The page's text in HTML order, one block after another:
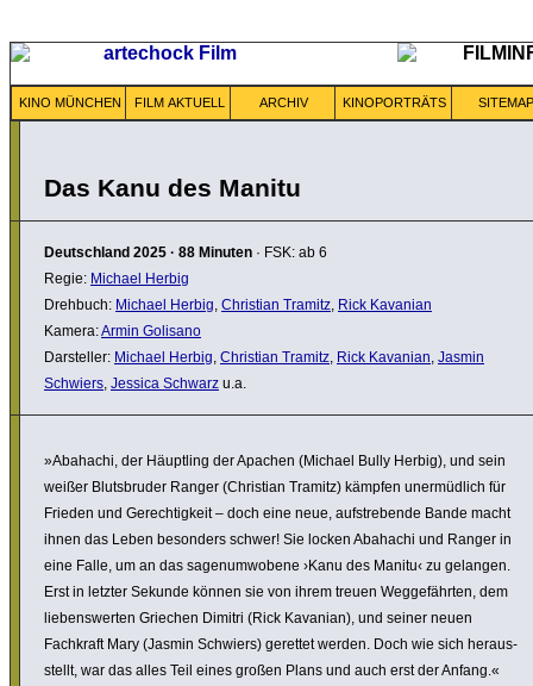
KINO MÜNCHEN FILM AKTUELL ARCHIV KINOPORTRÄTS SITEMAP
Das Kanu des Manitu
Deutschland 2025 · 88 Minuten · FSK: ab 6
Regie: Michael Herbig
Drehbuch: Michael Herbig, Christian Tramitz, Rick Kavanian
Kamera:Armin Golisano
Darsteller: Michael Herbig, Christian Tramitz, Rick Kavanian, Jasmin
Schwiers, Jessica Schwarz u.a.
»Abahachi, der Häuptling der Apachen (Michael Bully Herbig), und sein
weißer Bluts­bruder Ranger (Christian Tramitz) kämpfen uner­müd­lich für
Frieden und Gerech­tig­keit – doch eine neue, aufstre­bende Bande macht
ihnen das Leben besonders schwer! Sie locken Abahachi und Ranger in
eine Falle, um an das sagen­um­wo­bene ›Kanu des Manitu‹ zu gelangen.
Erst in letzter Sekunde können sie von ihrem treuen Wegge­fährten, dem
liebens­werten Griechen Dimitri (Rick Kavanian), und seiner neuen
Fachkraft Mary (Jasmin Schwiers) gerettet werden. Doch wie sich heraus­
stellt, war das alles Teil eines großen Plans und auch erst der Anfang.«